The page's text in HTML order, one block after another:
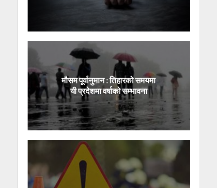
मौसम पूर्वानुमान : तिहारको समयमा
यी प्रदेशमा वर्षाको सम्भावना